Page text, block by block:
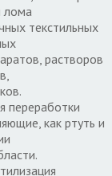
лома
текстильных
растворов
переработки
как ртуть и